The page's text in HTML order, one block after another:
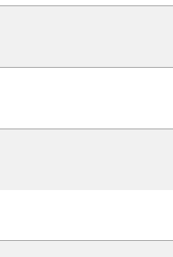
ley, M. M. Fejer, D.
Heptonstall, J. Hough,
Effect of elevated substrate
losses in tantala thin film
S. A. Scott, F.